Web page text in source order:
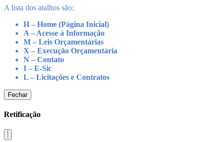
A lista dos atalhos são:
H – Home (Página Inicial)
A – Acesse à Informação
M – Leis Orçamentárias
X – Execução Orçamentária
N – Contato
I – E-Sic
L – Licitações e Contratos
Fechar
Retificação